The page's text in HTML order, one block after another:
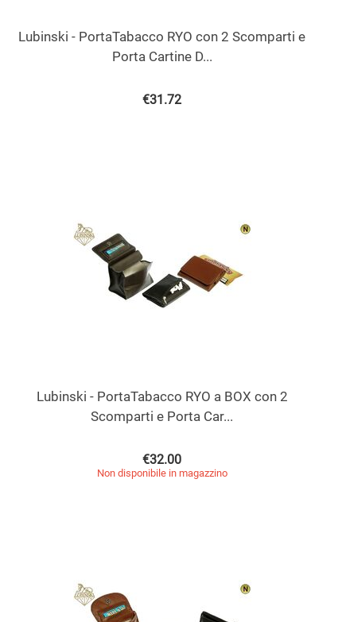
Lubinski - PortaTabacco RYO con 2 Scomparti e
Porta Cartine D...
€31.72
Lubinski - PortaTabacco RYO a BOX con 2
Scomparti e Porta Car...
€32.00
Non disponibile in magazzino